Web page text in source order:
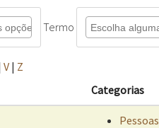
Termo
V | Z
Categorias
Pessoas